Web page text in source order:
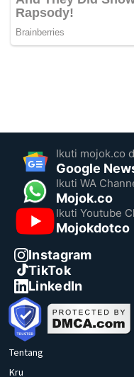
Ikuti mojok.co
Google
Ikuti WA
Mojok.co
Ikuti Youtube
Mojokdotco
Instagram
TikTok
LinkedIn
Tentang
Kru